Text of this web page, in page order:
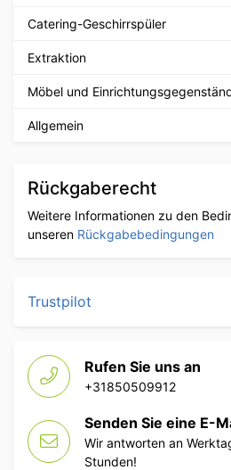
Catering-Geschirrspüler
Extraktion
Möbel und
Allgemein
Rückgaberecht
Weitere Informationen zu den
unseren Rückgabebedingungen
Trustpilot
Rufen Sie uns an
+31850509912
Senden Sie eine E-
Wir antworten an
Stunden!